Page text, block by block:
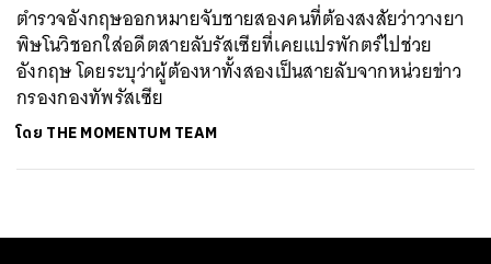
ตำรวจอังกฤษออกหมายจับชายสองคนที่ต้องสงสัยว่าวางยา
พิษโนวิชอกใส่อดีตสายลับรัสเซียที่เคยแปรพักตร์ไปช่วย
อังกฤษ โดยระบุว่าผู้ต้องหาทั้งสองเป็นสายลับจากหน่วยข่าว
กรองกองทัพรัสเซีย
โดย THE MOMENTUM TEAM